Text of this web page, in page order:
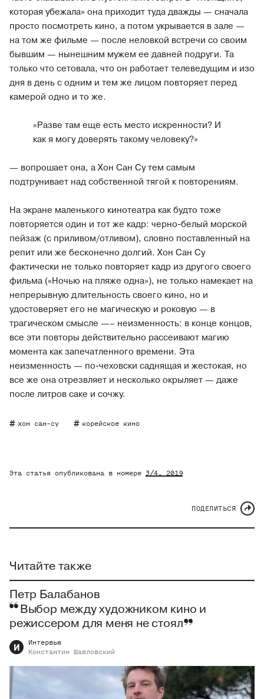
которая убежала» она приходит туда дважды — сначала
просто посмотреть кино, а потом укрывается в зале —
на том же фильме — после неловкой встречи со своим
бывшим — нынешним мужем ее давней подруги. Та
только что сетовала, что он работает телеведущим и изо
дня в день с одним и тем же лицом повторяет перед
камерой одно и то же.
«Разве там еще есть место искренности? И
как я могу доверять такому человеку?»
— вопрошает она, а Хон Сан Су тем самым
подтрунивает над собственной тягой к повторениям.
На экране маленького кинотеатра как будто тоже
повторяется один и тот же кадр: черно-белый морской
пейзаж (с приливом/отливом), словно поставленный на
репит или же бесконечно долгий. Хон Сан Су
фактически не только повторяет кадр из другого своего
фильма («Ночью на пляже одна»), не только намекает на
непрерывную длительность своего кино, но и
удостоверяет его не магическую и роковую — в
трагическом смысле —– неизменность: в конце концов,
все эти повторы действительно рассеивают магию
момента как запечатленного времени. Эта
неизменность — по-чеховски саднящая и жестокая, но
все же она отрезвляет и несколько окрыляет — даже
после литров саке и сочжу.
хон сан-су корейское кино
Эта статья опубликована в номере 3/4, 2019
ПОДЕЛИТЬСЯ
Читайте также
Петр Балабанов
Выбор между художником кино и
режиссером для меня не стоял
И
Интервью
Константин
Шавловский